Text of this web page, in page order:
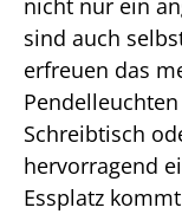
nicht nur ein
sind auch
erfreuen das
Schreibtisch
hervorragend
Essplatz